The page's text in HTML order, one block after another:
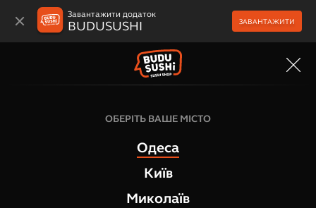
Завантажити додаток
BUDUSUSHI ЗАВАНТАЖИТИ
ОБЕРІТЬ ВАШЕ МІСТО
Одеса
Київ
Миколаїв